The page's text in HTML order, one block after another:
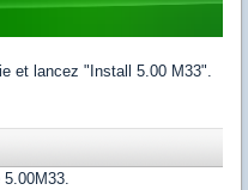
et lancez "Install 5.00 M33".